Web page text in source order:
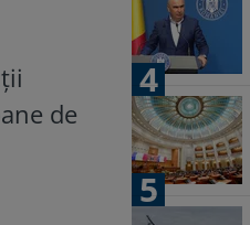
de
4
5